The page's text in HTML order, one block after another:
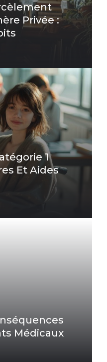
Privée :
1
Et Aides
Médicaux